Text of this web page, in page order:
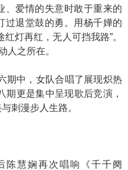
、爱情的失意时敢于重来的
过退堂鼓的勇。用杨千嬅的
灯再红，无人可挡我路”。
人之所在。
中，女队合唱了展现炽热
期更是集中呈现歌后竞演，
刺漫步人生路。
慧娴再次唱响《千千阕